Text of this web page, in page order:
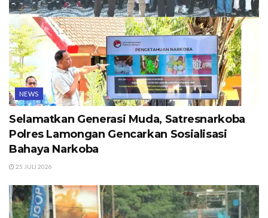
NEWS
Selamatkan Generasi Muda, Satresnarkoba
Polres Lamongan Gencarkan Sosialisasi
Bahaya Narkoba
25 JULI 2026